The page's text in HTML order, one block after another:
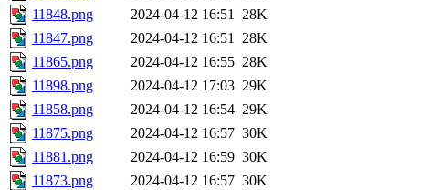
11848.png
2024-04-12 16:51 28K
11847.png
2024-04-12 16:51 28K
11865.png
2024-04-12 16:55 28K
11898.png
2024-04-12 17:03 29K
11858.png
2024-04-12 16:54 29K
11875.png
2024-04-12 16:57 30K
11881.png
2024-04-12 16:59 30K
11873.png
2024-04-12 16:57 30K